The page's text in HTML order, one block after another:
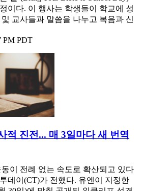
이다. 이 행사는 학생들이 학교에 성
교사들과 말씀을 나누고 복음과 신
PM PDT
적 진전... 매 3일마다 새 번역
이 전례 없는 속도로 확산되고 있다
데이(CT)가 전했다. 유엔이 지정한